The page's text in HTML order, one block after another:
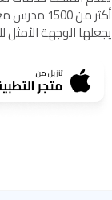
يجعلها الوجهة